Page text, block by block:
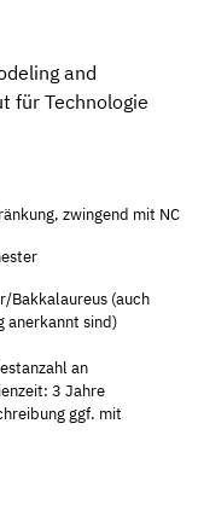
and
für Technologie
zwingend mit NC
Bakkalaureus (auch
anerkannt sind)
an
3 Jahre
ggf. mit